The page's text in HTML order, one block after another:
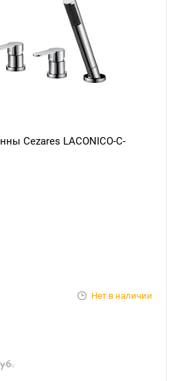
Cezares LACONICO-C-
Нет в наличии